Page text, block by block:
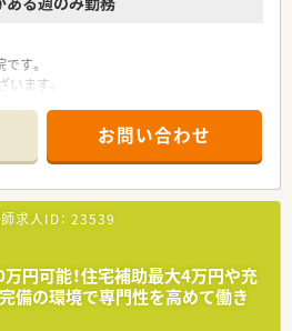
す。
ます。
となります。
。
曜日半日勤務でそれ以外は土日休みで
富な方は年収600万円のご提示を受け
。
もございます。
。
お問い合わせ
求人ID： 23539
万円可能！住宅補助最大4万円や充
備の環境で専門性を高めて働き